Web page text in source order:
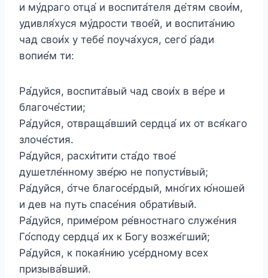
и му́драго отца́ и воспита́теля де́тям свои́м,
удивля́хуся му́дрости твое́й, и воспита́нию
чад свои́х у тебе́ поуча́хуся, сего́ р́ади
вопие́м ти:
Ра́дуйся, воспита́вый чад свои́х в ве́ре и
благоче́стии;
Ра́дуйся, отвраща́вший сердца́ их от вся́каго
злоче́стия.
Ра́дуйся, расхи́тити ста́до твое́
душетле́нному зве́рю не попусти́вый;
Ра́дуйся, о́тче благосе́рдый, мно́гих ю́ношей
и дев на путь спасе́ния обрати́вый.
Ра́дуйся, приме́ром ре́вностнаго служе́ния
Го́споду сердца́ их к Богу возже́гший;
Ра́дуйся, к покая́нию усе́рдному всех
призыва́вший.